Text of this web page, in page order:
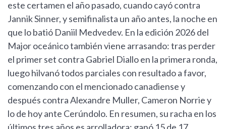
este certamen el año pasado, cuando cayó contra
Jannik Sinner, y semifinalista un año antes, la noche en
que lo batió Daniil Medvedev. En la edición 2026 del
Major oceánico también viene arrasando: tras perder
el primer set contra Gabriel Diallo en la primera ronda,
luego hilvanó todos parciales con resultado a favor,
comenzando con el mencionado canadiense y
después contra Alexandre Muller, Cameron Norrie y
lo de hoy ante Cerúndolo. En resumen, su racha en los